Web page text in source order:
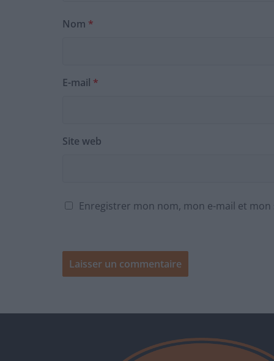
Nom *
E-mail *
Site web
Enregistrer mon nom, mon e-mail et